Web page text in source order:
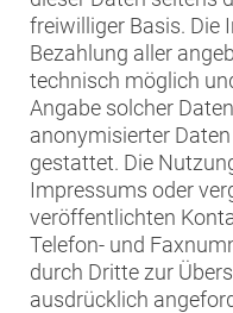
freiwilliger Basis. Die
Bezahlung aller
technisch möglich
Angabe solcher
anonymisierter
gestattet. Die
Impressums oder
veröffentlichten
Telefon- und
durch Dritte zur
ausdrücklich